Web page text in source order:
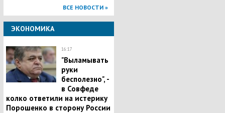
ВСЕ НОВОСТИ »
ЭКОНОМИКА
16:17
"Выламывать
руки
бесполезно", -
в Совфеде
колко ответили на истерику
Порошенко в сторону России